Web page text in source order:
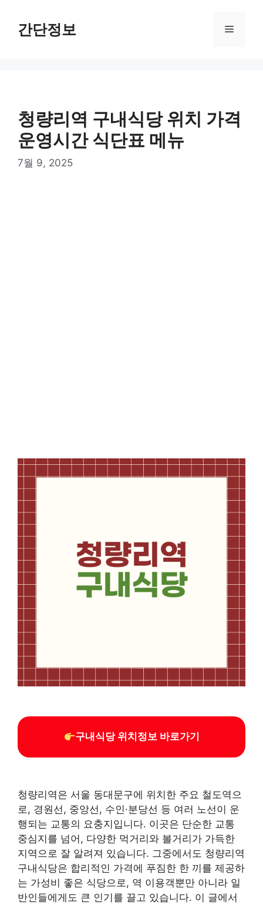
간단정보 메
청량리역 구내식당 위치 가격
운영시간 식단표 메뉴
7월 9, 2025
구내식당 위치정보 바로가기
청량리역은 서울 동대문구에 위치한 주요 철도역으
로, 경원선, 중앙선, 수인·분당선 등 여러 노선이 운
행되는 교통의 요충지입니다. 이곳은 단순한 교통
중심지를 넘어, 다양한 먹거리와 볼거리가 가득한
지역으로 잘 알려져 있습니다. 그중에서도 청량리역
구내식당은 합리적인 가격에 푸짐한 한 끼를 제공하
는 가성비 좋은 식당으로, 역 이용객뿐만 아니라 일
반인들에게도 큰 인기를 끌고 있습니다. 이 글에서